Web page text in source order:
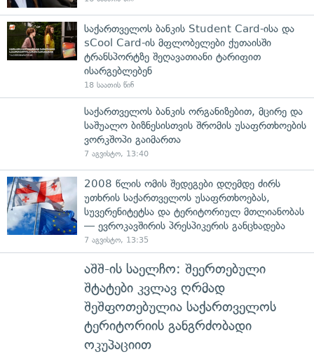
საქართველოს ბანკის Student Card-ისა და
sCool Card-ის მფლობელები ქუთაისში
ტრანსპორტზე შეღავათიანი ტარიფით
ისარგებლებენ
18 საათის წინ
საქართველოს ბანკის ორგანიზებით, მცირე და
საშუალო ბიზნესისთვის შრომის უსაფრთხოების
ვორკშოპი გაიმართა
7 აგვისტო, 13:40
2008 წლის ომის შედეგები დღემდე ძირს
უთხრის საქართველოს უსაფრთხოებას,
სუვერენიტეტსა და ტერიტორიულ მთლიანობას
— ევროკავშირის პრესპიკერის განცხადება
7 აგვისტო, 13:35
აშშ-ის საელჩო: შეერთებული
შტატები კვლავ ღრმად
შეშფოთებულია საქართველოს
ტერიტორიის განგრძობადი
ოკუპაციით